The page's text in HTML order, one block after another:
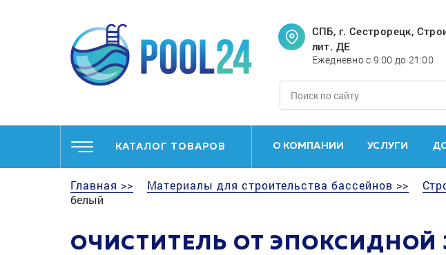
СПБ, г. Сестрорецк,
лит. ДЕ
Ежедневно с 9:00 до 21:00
КАТАЛОГ ТОВАРОВ О КОМПАНИИ УСЛУГИ
Главная >> Материалы для строительства бассейнов >>
белый
ОЧИСТИТЕЛЬ ОТ ЭПОКСИДНОЙ